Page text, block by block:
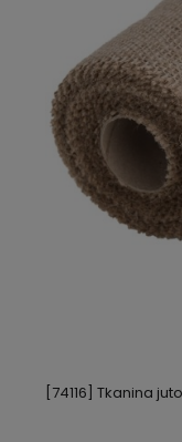
[74116] Tkanina